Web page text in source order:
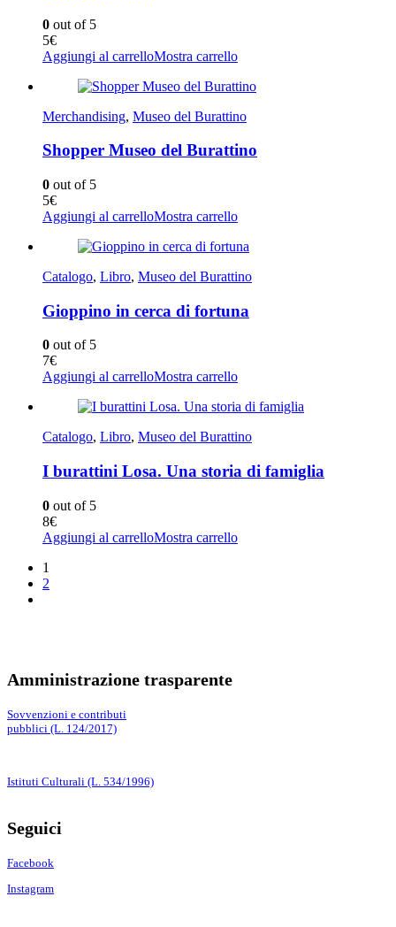
0 out of 5
5€
Aggiungi al carrelloMostra carrello
Merchandising, Museo del Burattino
Shopper Museo del Burattino
0 out of 5
5€
Aggiungi al carrelloMostra carrello
Catalogo, Libro, Museo del Burattino
Gioppino in cerca di fortuna
0 out of 5
7€
Aggiungi al carrelloMostra carrello
Catalogo, Libro, Museo del Burattino
I burattini Losa. Una storia di famiglia
0 out of 5
8€
Aggiungi al carrelloMostra carrello
1
2
Amministrazione trasparente
Sovvenzioni e contributi
pubblici (L. 124/2017)
Istituti Culturali (L. 534/1996)
Seguici
Facebook
Instagram